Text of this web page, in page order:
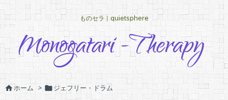
ものセラ｜quietsphere
サイド


次へ

検索
ホーム > ジェフリー・ドラム